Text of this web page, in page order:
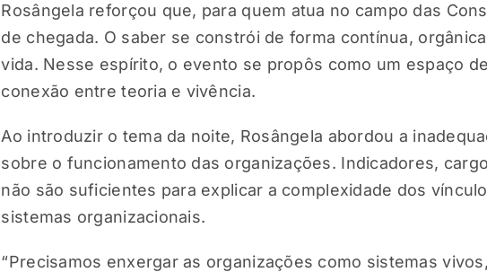
Rosângela reforçou que, para quem atua no campo das
de chegada. O saber se constrói de forma contínua,
vida. Nesse espírito, o evento se propôs como um espaço
conexão entre teoria e vivência.
Ao introduzir o tema da noite, Rosângela abordou a
sobre o funcionamento das organizações. Indicadores,
não são suficientes para explicar a complexidade dos
sistemas organizacionais.
“Precisamos enxergar as organizações como sistemas